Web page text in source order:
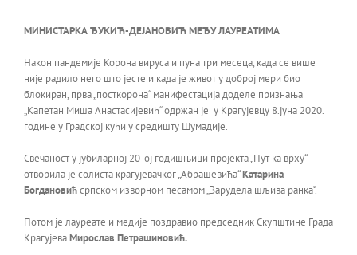
МИНИСТАРКА ЂУКИЋ-ДЕЈАНОВИЋ МЕЂУ ЛАУРЕАТИМА
Након пандемије Корона вируса и пуна три месеца, када се више
није радило него што јесте и када је живот у доброј мери био
блокиран, прва „посткорона“ манифестација доделе признања
„Капетан Миша Анастасијевић“ одржан је у Крагујевцу 8.јуна 2020.
године у Градској кући у средишту Шумадије.
Свечаност у јубиларној 20-ој годишњици пројекта „Пут ка врху“
отворила је солиста крагујевачког „Абрашевића“Катарина
Богдановићсрпском изворном песамом „Зарудела шљива ранка“.
Потом је лауреате и медије поздравио председник Скупштине Града
КрагујеваМирослав Петрашиновић.